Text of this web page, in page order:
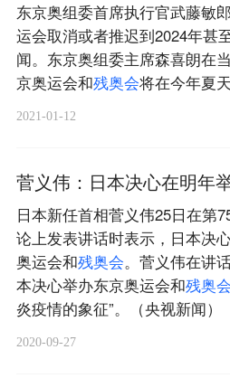
东京奥组委首席执行官武藤敏
运会取消或者推迟到2024年甚
闻。东京奥组委主席森喜朗在
京奥运会和残奥会将在今年夏
2021-01-12
菅义伟：日本决心在明年
日本新任首相菅义伟25日在第
论上发表讲话时表示，日本决
奥运会和残奥会。菅义伟在讲
本决心举办东京奥运会和残奥会
炎疫情的象征”。（央视新闻）
2020-09-27